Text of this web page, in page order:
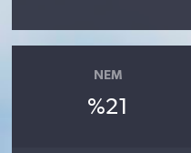
NEM
%21